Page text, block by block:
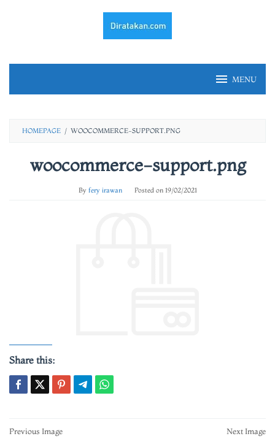
MENU
HOMEPAGE / WOOCOMMERCE-SUPPORT.PNG
woocommerce-support.png
By fery irawan Posted on 19/02/2021
Share this:
Post
Previous Image Next Image